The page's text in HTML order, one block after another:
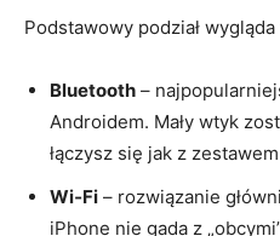
Podstawowy podział wygląda
Bluetooth –
Androidem. Mały wtyk
łączysz się jak z
Wi‑Fi – rozwiązanie
iPhone nie gada z